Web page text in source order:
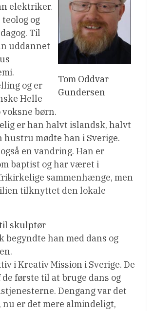
Tom Oddvar
Gundersen
elektriker.
og
Til
uddannet
og er
Helle
voksne børn.
er han halvt islandsk, halvt
hustru mødte han i Sverige.
en vandring. Han er
baptist og har været i
sammenhænge, men
tilknyttet den lokale
skulptør
begyndte han med dans og
i Kreativ Mission i Sverige. De
første til at bruge dans og
Dengang var det
er det mere almindeligt,